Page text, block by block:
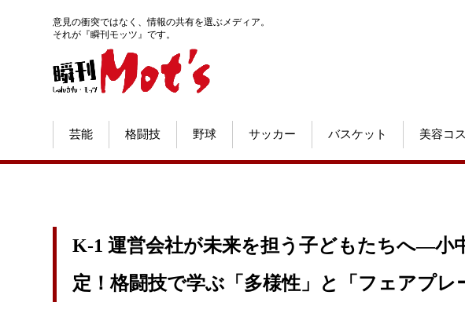
意見の衝突ではなく、情報の共有を選ぶメディア。
それが『瞬刊モッツ』です。
芸能 格闘技 野球 サッカー バスケット 美容コ
K-1 運営会社が未来を担う子どもたちへ―小
定！格闘技で学ぶ「多様性」と「フェアプレ